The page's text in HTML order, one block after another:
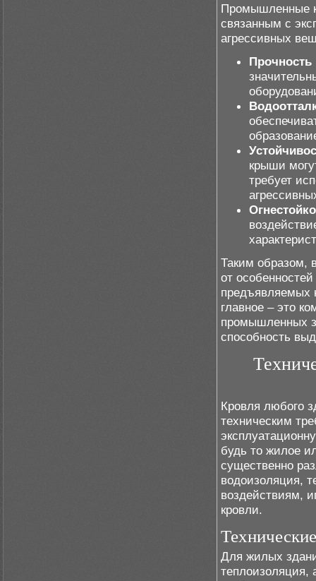
Промышленные
связанным с
агрессивных
Прочность
крыши
требует
Таким образом,
от
предъявляемых
главное – это
промышленных
способность
Кровля любого
техническим
будь то жилое
существенно
водоизоляция,
воздействиям,
кровли.
Для жилых
теплоизоляция,